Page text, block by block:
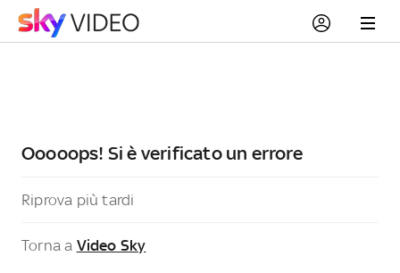
Ooooops! Si è verificato un errore
Riprova più tardi
Torna a Video Sky